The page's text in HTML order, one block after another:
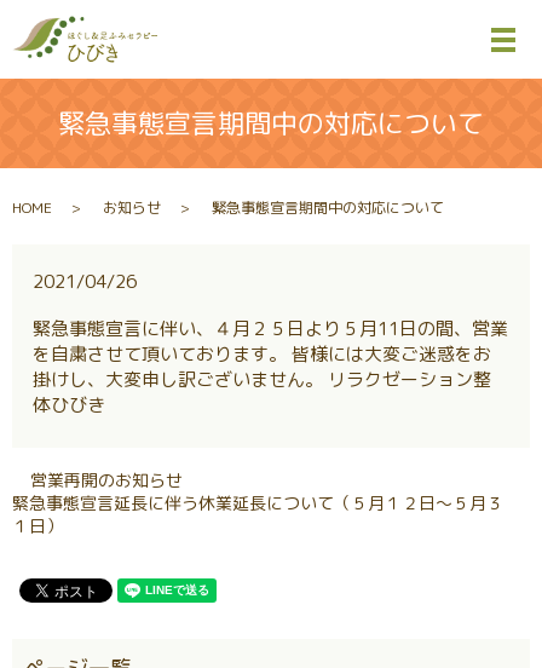
メ
緊急事態宣言期間中の対応について
HOME お知らせ 緊急事態宣言期間中の対応について
2021/04/26
緊急事態宣言に伴い、４月２５日より５月11日の間、営業
を自粛させて頂いております。 皆様には大変ご迷惑をお
掛けし、大変申し訳ございません。 リラクゼーション整
体ひびき
営業再開のお知らせ
緊急事態宣言延長に伴う休業延長について（５月１２日～５月３
１日）